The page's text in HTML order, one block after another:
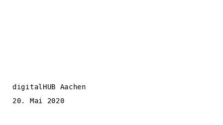
digitalHUB Aachen
20. Mai 2020